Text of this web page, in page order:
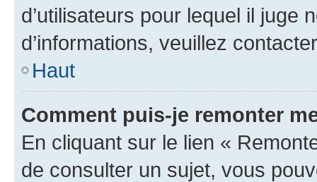
d’utilisateurs pour lequel il juge
d’informations, veuillez
Haut
Comment puis-je remonter
En cliquant sur le lien «
de consulter un sujet, vous